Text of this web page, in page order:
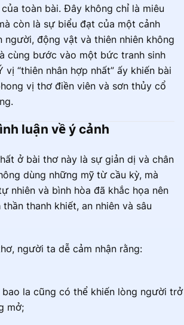
toàn bài. Đây không chỉ là miêu
còn là sự biểu đạt của một cảnh
người, động vật và thiên nhiên không
cùng bước vào một bức tranh sinh
vị “thiên nhân hợp nhất” ấy khiến bài
vị thơ điền viên và sơn thủy cổ
luận về ý cảnh
ở bài thơ này là sự giản dị và chân
dùng những mỹ từ cầu kỳ, mà
nhiên và bình hòa đã khắc họa nên
thanh khiết, an nhiên và sâu
người ta dễ cảm nhận rằng:
la cũng có thể khiến lòng người trở
mở;